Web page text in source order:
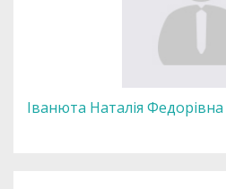
Іванюта Наталія Федорівна